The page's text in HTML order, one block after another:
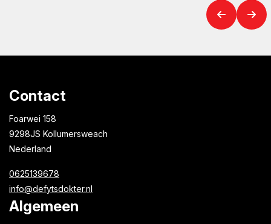
Contact
Foarwei 158
9298JS Kollumersweach
Nederland
0625139678
info@defytsdokter.nl
Algemeen